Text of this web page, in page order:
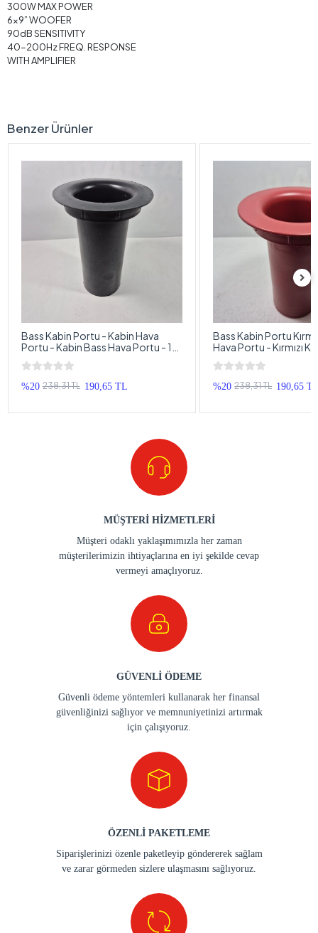
300W MAX POWER
6x9” WOOFER
90dB SENSITIVITY
40-200Hz FREQ. RESPONSE
WITH AMPLIFIER
Benzer Ürünler
Bass Kabin Portu - Kabin Hava
Portu - Kabin Bass Hava Portu - 1
Adet
%20 238,31 TL 190,65 TL
Bass Kabin Portu
Hava Portu - Kırmızı
Hava Portu - 1 Adet
%20 238,31 TL 190,65
MÜŞTERİ HİZMETLERİ
Müşteri odaklı yaklaşımımızla her zaman
müşterilerimizin ihtiyaçlarına en iyi şekilde cevap
vermeyi amaçlıyoruz.
GÜVENLİ ÖDEME
Güvenli ödeme yöntemleri kullanarak her finansal
güvenliğinizi sağlıyor ve memnuniyetinizi artırmak
için çalışıyoruz.
ÖZENLİ PAKETLEME
Siparişlerinizi özenle paketleyip göndererek sağlam
ve zarar görmeden sizlere ulaşmasını sağlıyoruz.